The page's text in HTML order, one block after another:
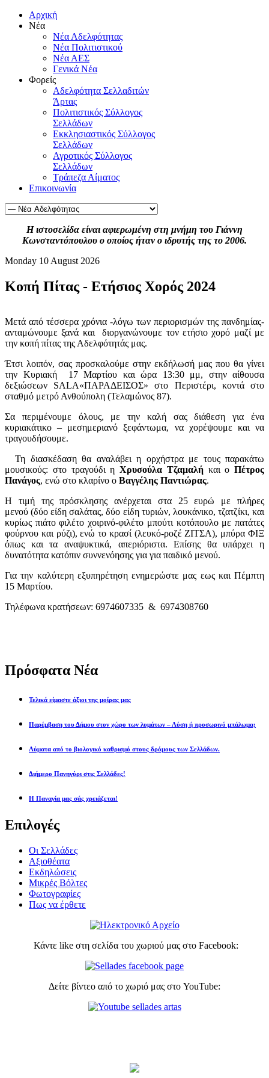
Αρχική
Νέα
Νέα Αδελφότητας
Νέα Πολιτιστικού
Νέα ΑΕΣ
Γενικά Νέα
Φορείς
Αδελφότητα Σελλαδιτών
Άρτας
Πολιτιστικός Σύλλογος
Σελλάδων
Εκκλησιαστικός Σύλλογος
Σελλάδων
Αγροτικός Σύλλογος
Σελλάδων
Τράπεζα Αίματος
Επικοινωνία
Η ιστοσελίδα είναι αφιερωμένη στη μνήμη του Γιάννη
Κωνσταντόπουλου ο οποίος ήταν ο ιδρυτής της το 2006.
Monday 10 August 2026
Κοπή Πίτας - Ετήσιος Χορός 2024
Μετά από τέσσερα χρόνια -λόγω των περιορισμών της πανδημίας-
ανταμώνουμε ξανά και
διοργανώνουμε τον ετήσιο χορό μαζί με
την κοπή πίτας της Αδελφότητάς μας.
Έτσι λοιπόν, σας προσκαλούμε στην εκδήλωσή μας που θα γίνει
την Κυριακή
17 Μαρτίου και ώρα 13:30 μμ, στην αίθουσα
δεξιώσεων SALA«ΠΑΡΑΔΕΙΣΟΣ» στο Περιστέρι, κοντά στο
σταθμό μετρό Ανθούπολη (Τελαμώνος 87).
Σα περιμένουμε όλους, με την καλή σας διάθεση για ένα
κυριακάτικο – μεσημεριανό ξεφάντωμα, να χορέψουμε και να
τραγουδήσουμε.
Τη διασκέδαση θα αναλάβει η ορχήστρα με τους παρακάτω
μουσικούς: στο τραγούδι η Χρυσούλα Τζαμαλήκαι ο Πέτρος
Πανάγος, ενώ στο κλαρίνο ο Βαγγέλης Παντιώρας.
Η τιμή της πρόσκλησης ανέρχεται στα 25 ευρώ με πλήρες
μενού(δύο είδη σαλάτας, δύο είδη τυριών, λουκάνικο, τζατζίκι, και
κυρίως πιάτο φιλέτο χοιρινό-φιλέτο μπούτι κοτόπουλο με πατάτες
φούρνου και ρύζι), ενώ το κρασί (λευκό-ροζέ ΖΙΤΣΑ), μπύρα ΦΙΞ
όπως και τα αναψυκτικά, απεριόριστα. Επίσης θα υπάρχει η
δυνατότητα κατόπιν συννενόησης για για παιδικό μενού.
Για την καλύτερη εξυπηρέτηση ενημερώστε μας εως και Πέμπτη
15 Μαρτίου.
Τηλέφωνα κρατήσεων: 6974607335 & 6974308760
Πρόσφατα Νέα
Τελικά είμαστε άξιοι της μοίρας μας
Παρέμβαση του Δήμου στον χώρο των λυμάτων – Λύση ή προσωρινό μπάλωμα;
Λύματα από το βιολογικό καθρισμό στους δρόμους των Σελλάδων.
Διήμερο Πανηγύρι στις Σελλάδες!
Η Παναγία μας σάς χρειάζεται!
Επιλογές
Οι Σελλάδες
Αξιοθέατα
Εκδηλώσεις
Μικρές Βόλτες
Φωτογραφίες
Πως να έρθετε
Κάντε like στη σελίδα του χωριού μας στο Facebook:
Δείτε βίντεο από το χωριό μας στο YouTube: